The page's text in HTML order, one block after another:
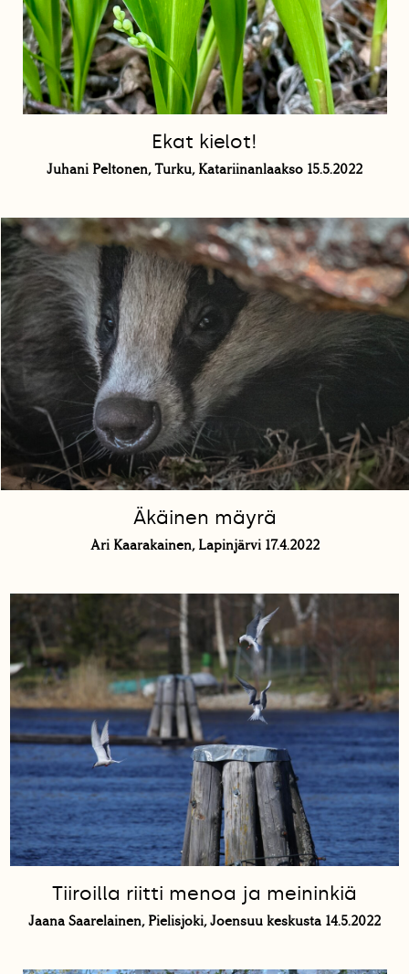
Ekat kielot!
Juhani Peltonen, Turku, Katariinanlaakso 15.5.2022
Äkäinen mäyrä
Ari Kaarakainen, Lapinjärvi 17.4.2022
Tiiroilla riitti menoa ja meininkiä
Jaana Saarelainen, Pielisjoki, Joensuu keskusta 14.5.2022